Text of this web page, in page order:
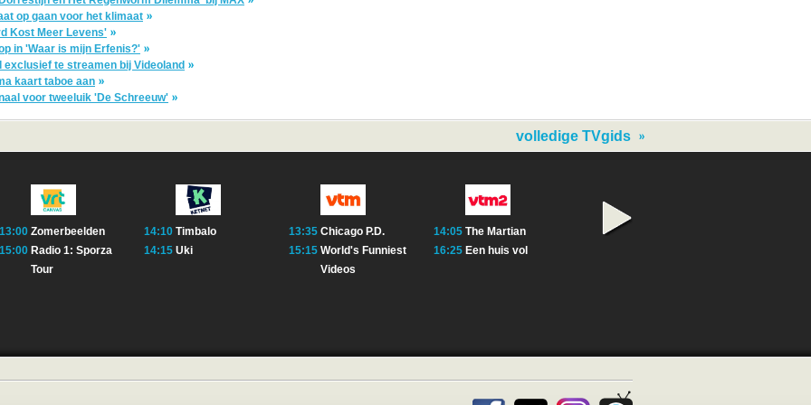
op gaan voor het klimaat
Kost Meer Levens'
in 'Waar is mijn Erfenis?'
te streamen bij Videoland
kaart taboe aan
voor tweeluik 'De Schreeuw'
volledige TVgids
13:00 Zomerbeelden
15:00 Radio 1: Sporza
Tour
14:10 Timbalo
14:15 Uki
13:35 Chicago P.D.
15:15 World's Funniest
Videos
14:05 The Martian
16:25 Een huis vol
14:05 The Irrational